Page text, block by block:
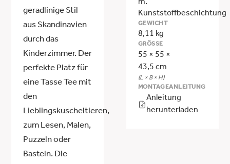
geradlinige Stil
aus Skandinavien
durch das
Kinderzimmer. Der
perfekte Platz für
eine Tasse Tee mit
den
Lieblingskuscheltieren,
zum Lesen, Malen,
Puzzeln oder
Basteln. Die
m.
Kunststoffbeschichtung
GEWICHT
8,11 kg
GRÖSSE
55 × 55 ×
43,5 cm
(L × B × H)
MONTAGEANLEITUNG
Anleitung
herunterladen